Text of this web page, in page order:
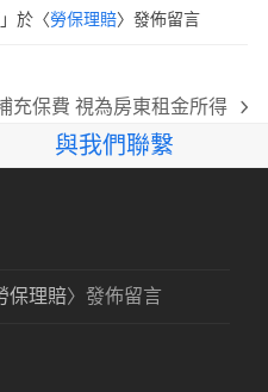
」於〈勞保理賠〉發佈留言
充保費 視為房東租金所得
與我們聯繫
保理賠〉發佈留言